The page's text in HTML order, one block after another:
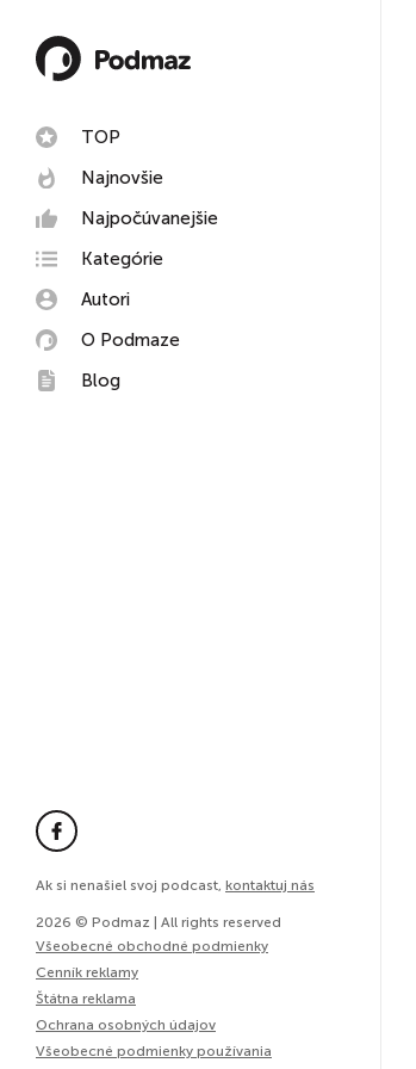
TOP
Najnovšie
Najpočúvanejšie
Kategórie
Autori
O Podmaze
Blog
Ak si nenašiel svoj podcast, kontaktuj nás
2026 © Podmaz | All rights reserved
Všeobecné obchodné podmienky
Cenník reklamy
Štátna reklama
Ochrana osobných údajov
Všeobecné podmienky používania